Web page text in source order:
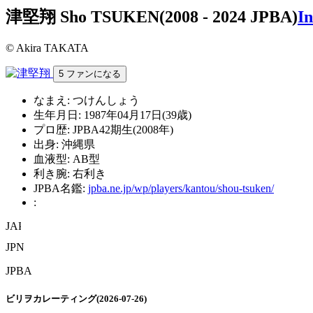
津堅翔 Sho TSUKEN(2008 - 2024 JPBA)
© Akira TAKATA
5 ファンになる
なまえ: つけんしょう
生年月日: 1987年04月17日(39歳)
プロ歴: JPBA42期生(2008年)
出身: 沖縄県
血液型: AB型
利き腕: 右利き
JPBA名鑑: jpba.ne.jp/wp/players/kantou/shou-tsuken/
:
JPN
JPBA
ビリヲカレーティング(2026-07-26)